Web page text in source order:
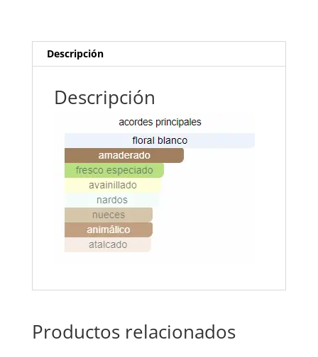
Descripción
Descripción
Productos relacionados